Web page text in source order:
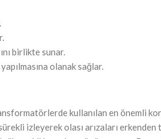
birlikte sunar.
olanak sağlar.
kullanılan en önemli
izleyerek olası arızaları